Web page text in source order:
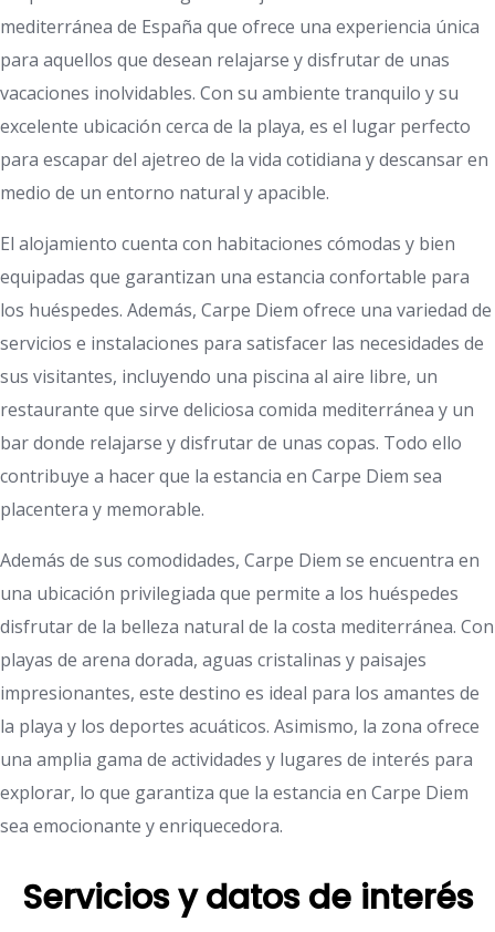
mediterránea de España que ofrece una experiencia única
para aquellos que desean relajarse y disfrutar de unas
vacaciones inolvidables. Con su ambiente tranquilo y su
excelente ubicación cerca de la playa, es el lugar perfecto
para escapar del ajetreo de la vida cotidiana y descansar en
medio de un entorno natural y apacible.
El alojamiento cuenta con habitaciones cómodas y bien
equipadas que garantizan una estancia confortable para
los huéspedes. Además, Carpe Diem ofrece una variedad de
servicios e instalaciones para satisfacer las necesidades de
sus visitantes, incluyendo una piscina al aire libre, un
restaurante que sirve deliciosa comida mediterránea y un
bar donde relajarse y disfrutar de unas copas. Todo ello
contribuye a hacer que la estancia en Carpe Diem sea
placentera y memorable.
Además de sus comodidades, Carpe Diem se encuentra en
una ubicación privilegiada que permite a los huéspedes
disfrutar de la belleza natural de la costa mediterránea. Con
playas de arena dorada, aguas cristalinas y paisajes
impresionantes, este destino es ideal para los amantes de
la playa y los deportes acuáticos. Asimismo, la zona ofrece
una amplia gama de actividades y lugares de interés para
explorar, lo que garantiza que la estancia en Carpe Diem
sea emocionante y enriquecedora.
Servicios y datos de interés